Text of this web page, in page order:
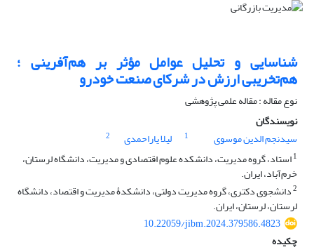
شناسایی و تحلیل عوامل مؤثر بر هم‌‏آفرینی ؛
هم‌‏تخریبی ارزش در شرکای صنعت خودرو
نوع مقاله : مقاله علمی پژوهشی
نویسندگان
سیدنجم الدین موسوی
1 لیلا یاراحمدی
2
1استاد، گروه مدیریت، دانشکده علوم اقتصادی و مدیریت، دانشگاه لرستان،
خرم‌آباد، ایران.
2دانشجوی دکتری، گروه مدیریت دولتی، دانشکدۀ مدیریت و اقتصاد، دانشگاه
لرستان، لرستان، ایران.
10.22059/jibm.2024.379586.4823
چکیده